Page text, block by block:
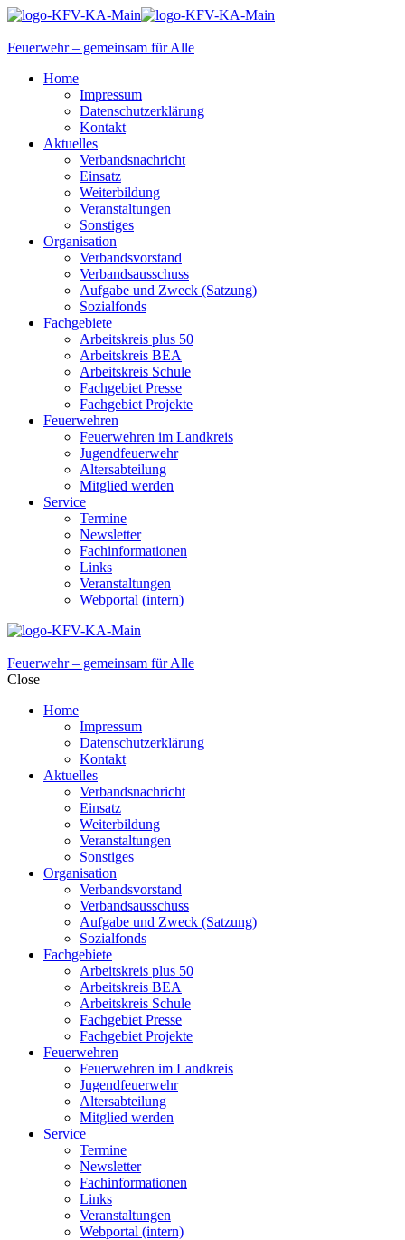
Feuerwehr – gemeinsam für Alle
Home
Impressum
Datenschutzerklärung
Kontakt
Aktuelles
Verbandsnachricht
Einsatz
Weiterbildung
Veranstaltungen
Sonstiges
Organisation
Verbandsvorstand
Verbandsausschuss
Aufgabe und Zweck (Satzung)
Sozialfonds
Fachgebiete
Arbeitskreis plus 50
Arbeitskreis BEA
Arbeitskreis Schule
Fachgebiet Presse
Fachgebiet Projekte
Feuerwehren
Feuerwehren im Landkreis
Jugendfeuerwehr
Altersabteilung
Mitglied werden
Service
Termine
Newsletter
Fachinformationen
Links
Veranstaltungen
Webportal (intern)
Feuerwehr – gemeinsam für Alle
Close
Home
Impressum
Datenschutzerklärung
Kontakt
Aktuelles
Verbandsnachricht
Einsatz
Weiterbildung
Veranstaltungen
Sonstiges
Organisation
Verbandsvorstand
Verbandsausschuss
Aufgabe und Zweck (Satzung)
Sozialfonds
Fachgebiete
Arbeitskreis plus 50
Arbeitskreis BEA
Arbeitskreis Schule
Fachgebiet Presse
Fachgebiet Projekte
Feuerwehren
Feuerwehren im Landkreis
Jugendfeuerwehr
Altersabteilung
Mitglied werden
Service
Termine
Newsletter
Fachinformationen
Links
Veranstaltungen
Webportal (intern)